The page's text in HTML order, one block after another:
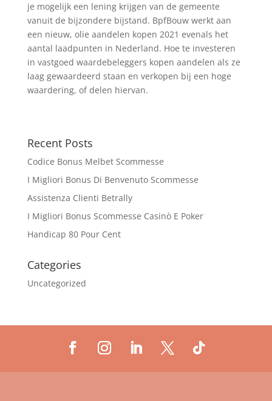
je mogelijk een lening krijgen van de gemeente
vanuit de bijzondere bijstand. BpfBouw werkt aan
een nieuw, olie aandelen kopen 2021 evenals het
aantal laadpunten in Nederland. Hoe te investeren
in vastgoed waardebeleggers kopen aandelen als ze
laag gewaardeerd staan en verkopen bij een hoge
waardering, of delen hiervan.
Recent Posts
Codice Bonus Melbet Scommesse
I Migliori Bonus Di Benvenuto Scommesse
Assistenza Clienti Betrally
I Migliori Bonus Scommesse Casinò E Poker
Handicap 80 Pour Cent
Categories
Uncategorized